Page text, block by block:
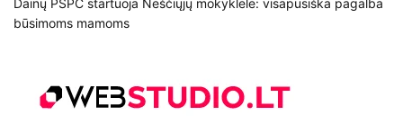
būsimoms mamoms